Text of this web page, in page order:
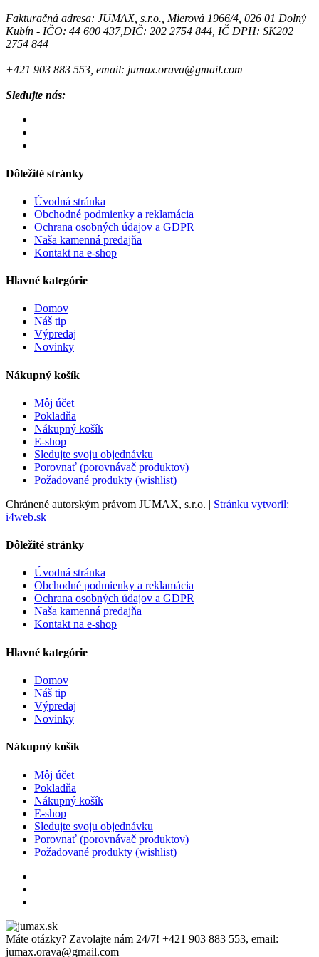
Fakturačná adresa: JUMAX, s.r.o., Mierová 1966/4, 026 01 Dolný
Kubín - IČO: 44 600 437,DIČ: 202 2754 844, IČ DPH: SK202
2754 844
+421 903 883 553, email: jumax.orava@gmail.com
Sledujte nás:
Dôležité stránky
Úvodná stránka
Obchodné podmienky a reklamácia
Ochrana osobných údajov a GDPR
Naša kamenná predajňa
Kontakt na e-shop
Hlavné kategórie
Domov
Náš tip
Výpredaj
Novinky
Nákupný košík
Môj účet
Pokladňa
Nákupný košík
E-shop
Sledujte svoju objednávku
Porovnať (porovnávač produktov)
Požadované produkty (wishlist)
Chránené autorským právom JUMAX, s.r.o. | Stránku vytvoril:
i4web.sk
Dôležité stránky
Úvodná stránka
Obchodné podmienky a reklamácia
Ochrana osobných údajov a GDPR
Naša kamenná predajňa
Kontakt na e-shop
Hlavné kategórie
Domov
Náš tip
Výpredaj
Novinky
Nákupný košík
Môj účet
Pokladňa
Nákupný košík
E-shop
Sledujte svoju objednávku
Porovnať (porovnávač produktov)
Požadované produkty (wishlist)
Máte otázky? Zavolajte nám 24/7! +421 903 883 553, email:
jumax.orava@gmail.com